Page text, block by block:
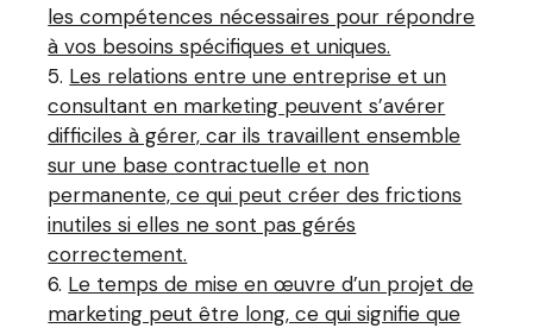
les compétences nécessaires pour répondre
à vos besoins spécifiques et uniques.
Les relations entre une entreprise et un
consultant en marketing peuvent s’avérer
difficiles à gérer, car ils travaillent ensemble
sur une base contractuelle et non
permanente, ce qui peut créer des frictions
inutiles si elles ne sont pas gérés
correctement.
Le temps de mise en œuvre d’un projet de
marketing peut être long, ce qui signifie que